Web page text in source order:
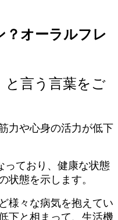
？オーラルフレ
と言う言葉をご
力や心身の活力が低下
っており、健康な状態
状態を示します。
様々な病気を抱えてい
下と相まって、生活機